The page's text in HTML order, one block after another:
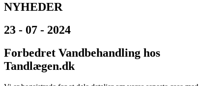
NYHEDER
23 - 07 - 2024
Forbedret Vandbehandling hos
Tandlægen.dk